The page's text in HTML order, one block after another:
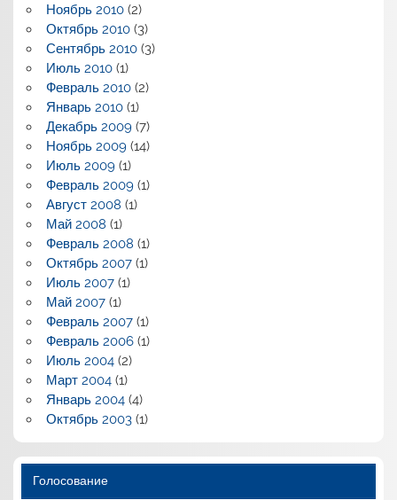
Ноябрь 2010(2)
Октябрь 2010(3)
Сентябрь 2010(3)
Июль 2010(1)
Февраль 2010(2)
Январь 2010(1)
Декабрь 2009(7)
Ноябрь 2009(14)
Июль 2009(1)
Февраль 2009(1)
Август 2008 (1)
Май 2008 (1)
Февраль 2008 (1)
Октябрь 2007(1)
Июль 2007(1)
Май 2007(1)
Февраль 2007(1)
Февраль 2006(1)
Июль 2004(2)
Март 2004(1)
Январь 2004(4)
Октябрь 2003(1)
Голосование